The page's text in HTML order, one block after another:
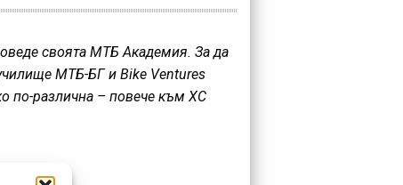
своята МТБ Академия. За да
МТБ-БГ и Bike Ventures
по-различна – повече към ХС